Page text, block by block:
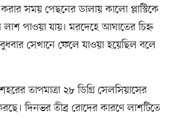
করার সময় পেছনের ডালায় কালো প্লাস্টিকে
পাওয়া যায়। মরদেহে আঘাতের চিহ্ন
সেখানে ফেলে যাওয়া হয়েছিল বলে
তাপমাত্রা ২৮ ডিগ্রি সেলসিয়াসের
দিনভর তীব্র রোদের কারণে লাশটিতে